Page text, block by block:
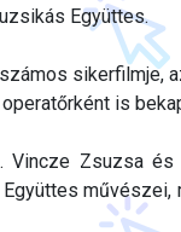
Együttes.
sikerfilmje,
is
Zsuzsa